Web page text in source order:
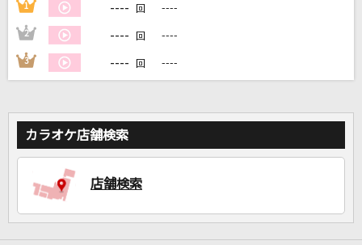
自宅でカラオケ歌い放題！
1 ---- 回 ----
2 ---- 回 ----
3 ---- 回 ----
カラオケ店舗検索
店舗検索